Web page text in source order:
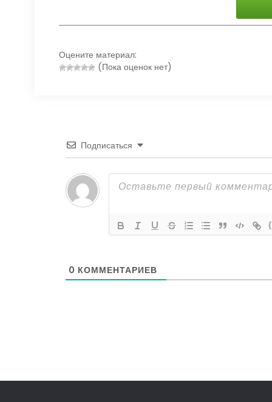
Оцените материал:
(Пока оценок нет)
Подписаться
0 КОММЕНТАРИЕВ